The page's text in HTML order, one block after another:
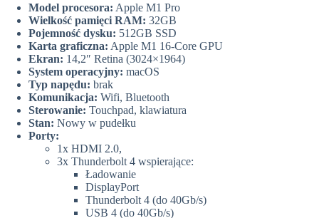
Model procesora: Apple M1 Pro
Wielkość pamięci RAM: 32GB
Pojemność dysku: 512GB SSD
Karta graficzna: Apple M1 16-Core GPU
Ekran: 14,2″ Retina (3024×1964)
System operacyjny: macOS
Typ napędu: brak
Komunikacja: Wifi, Bluetooth
Sterowanie: Touchpad, klawiatura
Stan: Nowy w pudełku
Porty:
1x HDMI 2.0,
3x Thunderbolt 4 wspierające:
Ładowanie
DisplayPort
Thunderbolt 4 (do 40Gb/s)
USB 4 (do 40Gb/s)